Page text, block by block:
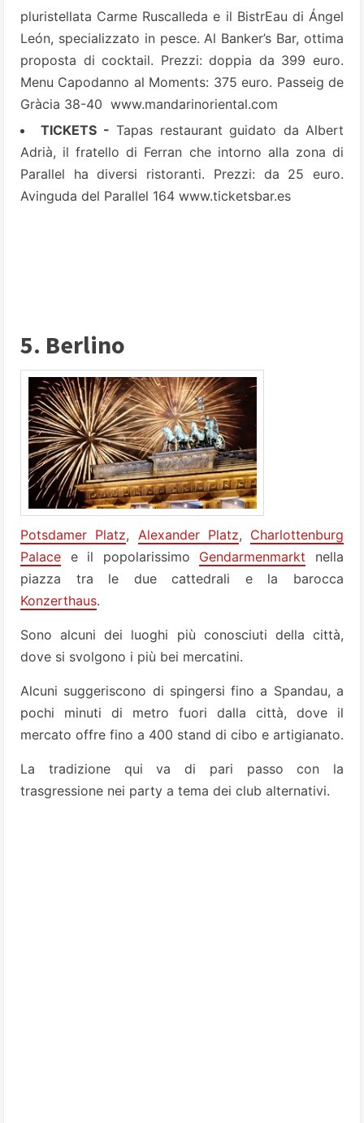
pluristellata Carme Ruscalleda e il BistrEau di Ángel
León, specializzato in pesce. Al Banker’s Bar, ottima
proposta di cocktail. Prezzi: doppia da 399 euro.
Menu Capodanno al Moments: 375 euro. Passeig de
Gràcia 38-40 www.mandarinoriental.com
TICKETS - Tapas restaurant guidato da Albert
Adrià, il fratello di Ferran che intorno alla zona di
Parallel ha diversi ristoranti. Prezzi: da 25 euro.
Avinguda del Parallel 164 www.ticketsbar.es
5. Berlino
Potsdamer Platz, Alexander Platz, Charlottenburg
Palace e il popolarissimo Gendarmenmarkt nella
piazza tra le due cattedrali e la barocca
Konzerthaus.
Sono alcuni dei luoghi più conosciuti della città,
dove si svolgono i più bei mercatini.
Alcuni suggeriscono di spingersi fino a Spandau, a
pochi minuti di metro fuori dalla città, dove il
mercato offre fino a 400 stand di cibo e artigianato.
La tradizione qui va di pari passo con la
trasgressione nei party a tema dei club alternativi.